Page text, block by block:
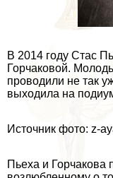
В 2014 году Стас
Горчаковой.
проводили не так
выходила на
Источник фото: z-
Пьеха и Горчакова